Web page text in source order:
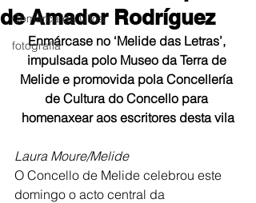
Comarca da Ulloa
fotografía
de Amador Rodríguez
Enmárcase no ‘Melide das Letras’,
impulsada polo Museo da Terra de
Melide e promovida pola Concellería
de Cultura do Concello para
homenaxear aos escritores desta vila
Laura Moure/Melide
O Concello de Melide celebrou este
domingo o acto central da